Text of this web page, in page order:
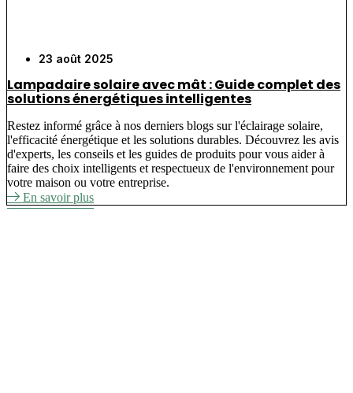
23 août 2025
Lampadaire solaire avec mât : Guide complet des
solutions énergétiques intelligentes
Restez informé grâce à nos derniers blogs sur l'éclairage solaire,
l'efficacité énergétique et les solutions durables. Découvrez les avis
d'experts, les conseils et les guides de produits pour vous aider à
faire des choix intelligents et respectueux de l'environnement pour
votre maison ou votre entreprise.
En savoir plus